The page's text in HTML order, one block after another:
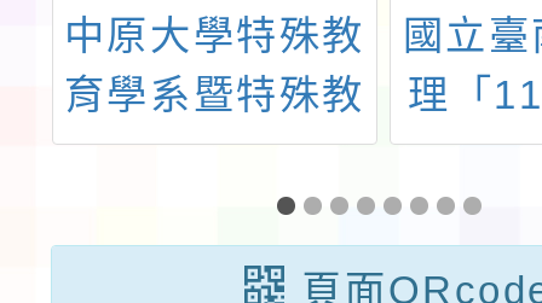
中原大學特殊教
育學系暨特殊教
育中心辦理特殊
教育研習一案
國立
理「
教合
進修
分班
頁面